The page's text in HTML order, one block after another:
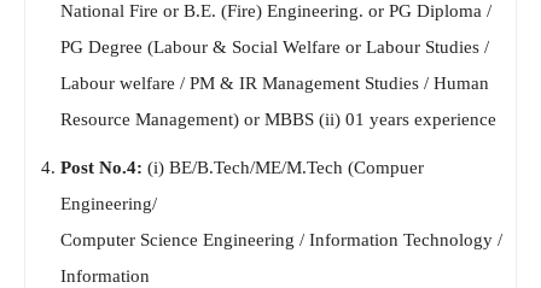
National Fire or B.E. (Fire) Engineering. or PG Diploma /
PG Degree (Labour & Social Welfare or Labour Studies /
Labour welfare / PM & IR Management Studies / Human
Resource Management) or MBBS (ii) 01 years experience
Post No.4: (i) BE/B.Tech/ME/M.Tech (Compuer
Engineering/
Computer Science Engineering / Information Technology /
Information